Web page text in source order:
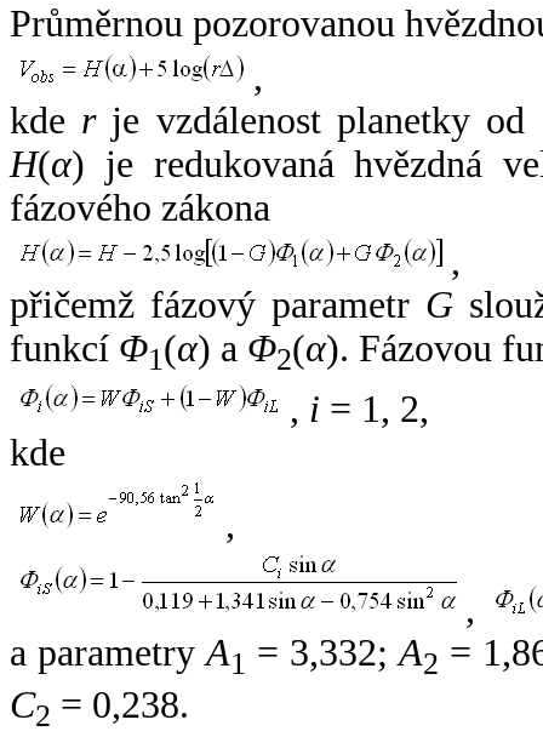
Průměrnou pozorovanou
,
kde rje vzdálenost planetky od
H(α) je redukovaná hvězdná
fázového zákona
,
přičemž fázový parametr G
funkcí Φ1(α) a Φ2(α). Fázovou
, i = 1, 2,
kde
,
,
a parametryA1 = 3,332;A2 =
C2 = 0,238.